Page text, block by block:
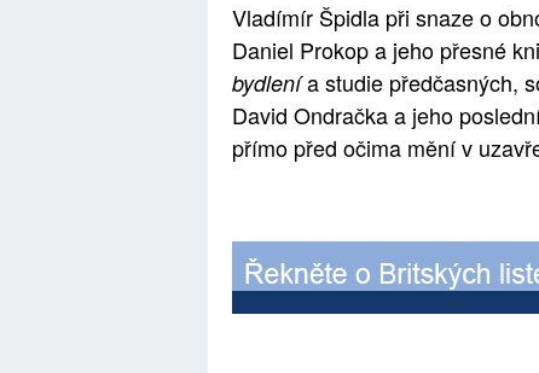
Vladímír Špidla při snaze o
Daniel Prokop a jeho přesné
bydlenía studie předčasných,
David Ondračka a jeho
přímo před očima mění v